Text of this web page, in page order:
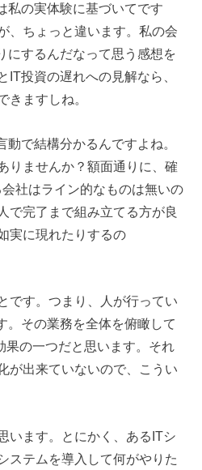
私の実体験に基づいてです
、ちょっと違います。私の会
にするんだなって思う感想を
投資の遅れへの見解なら、
ますしね。
で結構分かるんですよね。
りませんか？額面通りに、確
社はライン的なものは無いの
で完了まで組み立てる方が良
実に現れたりするの
です。つまり、人が行ってい
。その業務を全体を俯瞰して
果の一つだと思います。それ
が出来ていないので、こうい
います。とにかく、あるITシ
ステムを導入して何がやりた